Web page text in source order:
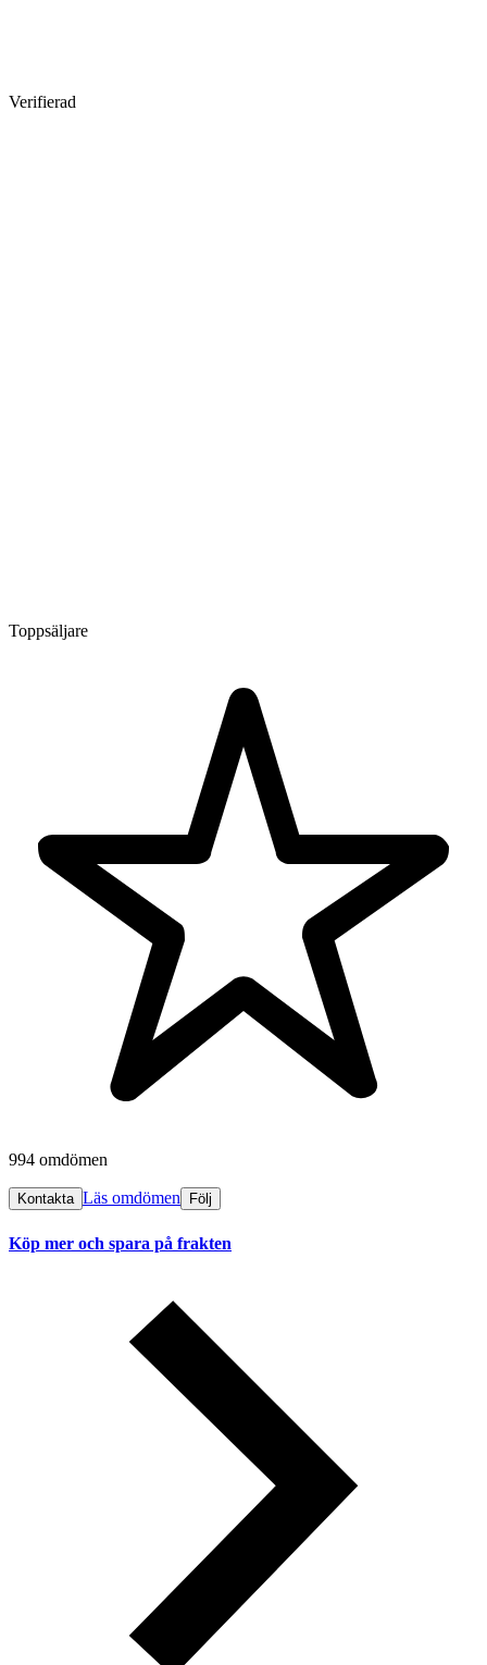
Verifierad
Toppsäljare
994 omdömen
Kontakta Läs omdömen Följ
Köp mer och spara på frakten